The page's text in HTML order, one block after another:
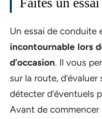
Un essai de conduite
incontournable lors
d’occasion. Il vous
sur la route,
détecter d’éventuels
Avant de commencer